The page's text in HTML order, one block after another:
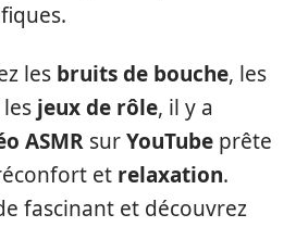
les bruits de bouche, les
jeux de rôle, il y a
ASMR surYouTube prête
et relaxation.
fascinant et découvrez